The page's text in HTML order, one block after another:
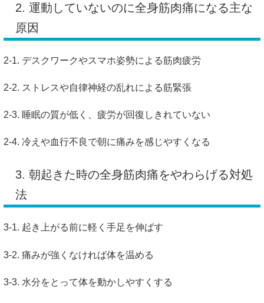
2. 運動していないのに全身筋肉痛になる主な
原因
2-1. デスクワークやスマホ姿勢による筋肉疲労
2-2. ストレスや自律神経の乱れによる筋緊張
2-3. 睡眠の質が低く、疲労が回復しきれていない
2-4. 冷えや血行不良で朝に痛みを感じやすくなる
3. 朝起きた時の全身筋肉痛をやわらげる対処
法
3-1. 起き上がる前に軽く手足を伸ばす
3-2. 痛みが強くなければ体を温める
3-3. 水分をとって体を動かしやすくする